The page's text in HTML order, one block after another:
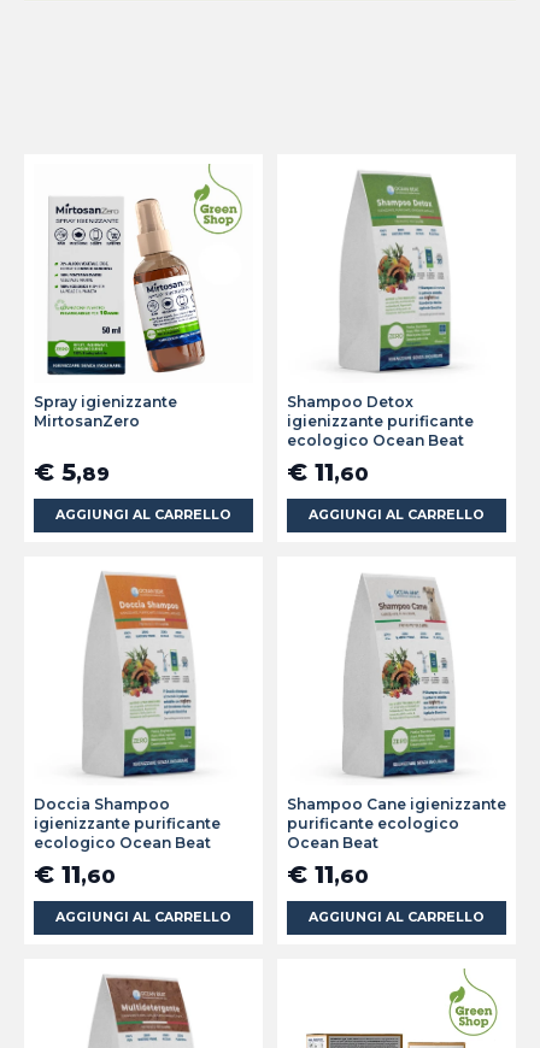
Spray igienizzante
MirtosanZero
€ 5,89
AGGIUNGI AL CARRELLO
Shampoo Detox
igienizzante purificante
ecologico Ocean Beat
€ 11,60
AGGIUNGI AL CARRELLO
Doccia Shampoo
igienizzante purificante
ecologico Ocean Beat
€ 11,60
AGGIUNGI AL CARRELLO
Shampoo Cane igienizzante
purificante ecologico
Ocean Beat
€ 11,60
AGGIUNGI AL CARRELLO